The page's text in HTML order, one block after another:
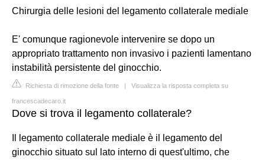
Chirurgia delle lesioni del legamento collaterale mediale
E' comunque ragionevole intervenire se dopo un
appropriato trattamento non invasivo i pazienti lamentano
instabilità persistente del ginocchio.
Richiesta di rimozione della fonte | Visualizza la risposta completa su
francescadecaro.it
Dove si trova il legamento collaterale?
Il legamento collaterale mediale è il legamento del
ginocchio situato sul lato interno di quest'ultimo, che